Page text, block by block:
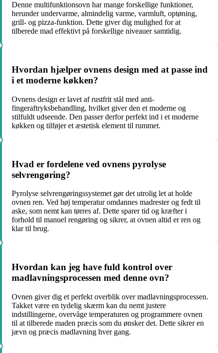
Denne multifunktionsovn har mange forskellige funktioner,
herunder undervarme, almindelig varme, varmluft, optøning,
grill- og pizza-funktion. Dette giver dig mulighed for at
tilberede mad effektivt på forskellige niveauer samtidig.
Hvordan hjælper ovnens design med at passe ind
i et moderne køkken?
Ovnens design er lavet af rustfrit stål med anti-
fingeraftryksbehandling, hvilket giver den et moderne og
stilfuldt udseende. Den passer derfor perfekt ind i et moderne
køkken og tilføjer et æstetisk element til rummet.
Hvad er fordelene ved ovnens pyrolyse
selvrengøring?
Pyrolyse selvrengøringssystemet gør det utrolig let at holde
ovnen ren. Ved høj temperatur omdannes madrester og fedt til
aske, som nemt kan tørres af. Dette sparer tid og kræfter i
forhold til manuel rengøring og sikrer, at ovnen altid er ren og
klar til brug.
Hvordan kan jeg have fuld kontrol over
madlavningsprocessen med denne ovn?
Ovnen giver dig et perfekt overblik over madlavningsprocessen.
Takket være en tydelig skærm kan du nemt justere
indstillingerne, overvåge temperaturen og programmere ovnen
til at tilberede maden præcis som du ønsker det. Dette sikrer en
jævn og præcis madlavning hver gang.